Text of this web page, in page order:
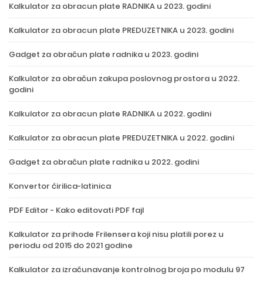
Kalkulator za obracun plate RADNIKA u 2023. godini
Kalkulator za obracun plate PREDUZETNIKA u 2023. godini
Gadget za obračun plate radnika u 2023. godini
Kalkulator za obračun zakupa poslovnog prostora u 2022.
godini
Kalkulator za obracun plate RADNIKA u 2022. godini
Kalkulator za obracun plate PREDUZETNIKA u 2022. godini
Gadget za obračun plate radnika u 2022. godini
Konvertor ćirilica-latinica
PDF Editor - Kako editovati PDF fajl
Kalkulator za prihode Frilensera koji nisu platili porez u
periodu od 2015 do 2021 godine
Kalkulator za izračunavanje kontrolnog broja po modulu 97